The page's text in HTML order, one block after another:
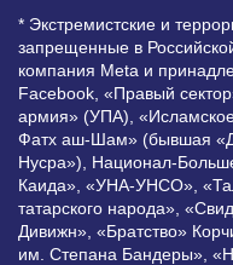
* Экстремистские и
запрещенные в
компания Meta и
Facebook, «Правый
армия» (УПА),
Фатх аш-Шам» (бывшая
Нусра»), Национал-
Каида», «УНА-УНСО»,
татарского народа»,
Дивижн», «Братство»
им. Степана Бандеры»,